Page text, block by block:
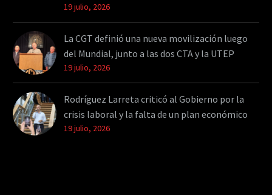
19 julio, 2026
La CGT definió una nueva movilización luego
del Mundial, junto a las dos CTA y la UTEP
19 julio, 2026
Rodríguez Larreta criticó al Gobierno por la
crisis laboral y la falta de un plan económico
19 julio, 2026